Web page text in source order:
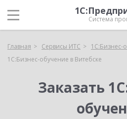
Система
Главная Сервисы ИТС
1С:Бизнес-
1С:Бизнес-обучение в Витебске
Заказать